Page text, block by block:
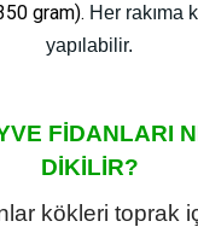
gram). Her rakıma
yapılabilir.
FİDANLARI
DİKİLİR?
kökleri toprak